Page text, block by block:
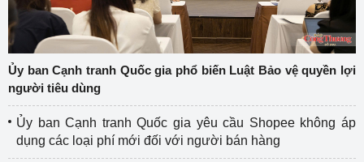
Ủy ban Cạnh tranh Quốc gia phổ biến Luật Bảo vệ quyền lợi
người tiêu dùng
Ủy ban Cạnh tranh Quốc gia yêu cầu Shopee không áp
dụng các loại phí mới đối với người bán hàng